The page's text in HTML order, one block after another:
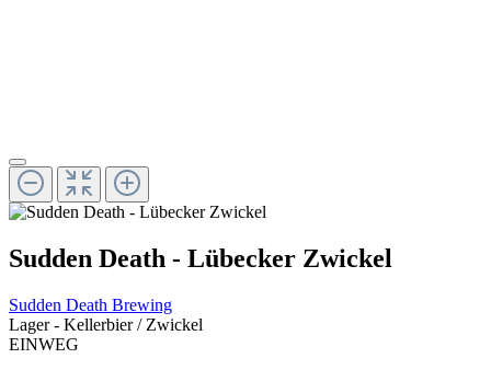
Sudden Death - Lübecker Zwickel
Sudden Death Brewing
Lager - Kellerbier / Zwickel
EINWEG